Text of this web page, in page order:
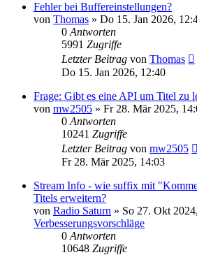
Fehler bei Buffereinstellungen?
von Thomas » Do 15. Jan 2026,
0 Antworten
5991 Zugriffe
Letzter Beitrag von Thomas
Do 15. Jan 2026, 12:40
Frage: Gibt es eine API um Titel zu
von mw2505 » Fr 28. Mär 2025,
0 Antworten
10241 Zugriffe
Letzter Beitrag von mw2505
Fr 28. Mär 2025, 14:03
Stream Info - wie suffix mit
Titels erweitern?
von Radio Saturn » So 27. Okt
Verbesserungsvorschläge
0 Antworten
10648 Zugriffe